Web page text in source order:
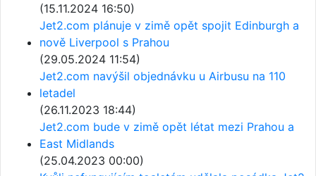
(15.11.2024 16:50)
Jet2.com plánuje v zimě opět spojit Edinburgh a
nově Liverpool s Prahou
(29.05.2024 11:54)
Jet2.com navýšil objednávku u Airbusu na 110
letadel
(26.11.2023 18:44)
Jet2.com bude v zimě opět létat mezi Prahou a
East Midlands
(25.04.2023 00:00)